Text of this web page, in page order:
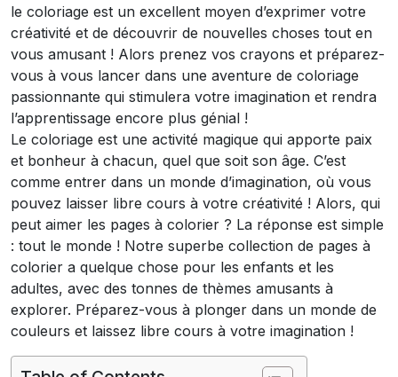
le coloriage est un excellent moyen d’exprimer votre
créativité et de découvrir de nouvelles choses tout en
vous amusant ! Alors prenez vos crayons et préparez-
vous à vous lancer dans une aventure de coloriage
passionnante qui stimulera votre imagination et rendra
l’apprentissage encore plus génial !
Le coloriage est une activité magique qui apporte paix
et bonheur à chacun, quel que soit son âge. C’est
comme entrer dans un monde d’imagination, où vous
pouvez laisser libre cours à votre créativité ! Alors, qui
peut aimer les pages à colorier ? La réponse est simple
: tout le monde ! Notre superbe collection de pages à
colorier a quelque chose pour les enfants et les
adultes, avec des tonnes de thèmes amusants à
explorer. Préparez-vous à plonger dans un monde de
couleurs et laissez libre cours à votre imagination !